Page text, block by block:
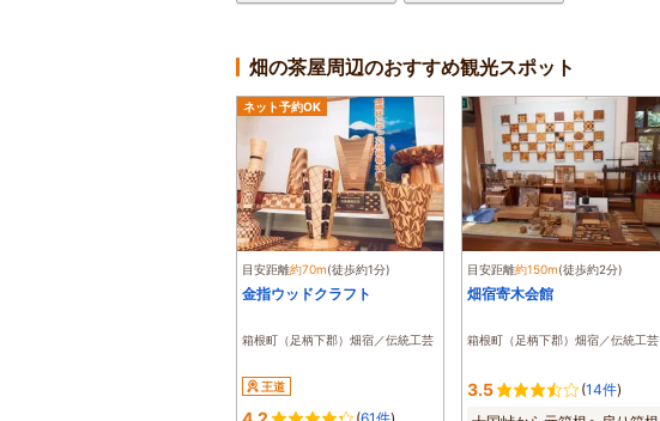
畑の茶屋周辺のおすすめ観光スポット
ネット予約OK
目安距離約70m(徒歩約1分)
金指ウッドクラフト
箱根町（足柄下郡）畑宿／伝統工芸
王道
(61件)
目安距離約150m(徒歩約2分)
畑宿寄木会館
箱根町（足柄下郡）畑宿／伝統工芸
3.5 (14件)